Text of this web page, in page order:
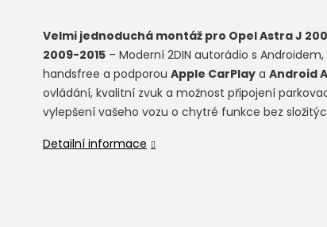
Velmi jednoduchá montáž pro Opel Astra J
2009-2015 – Moderní 2DIN autorádio s
handsfree a podporou Apple CarPlay a Android
ovládání, kvalitní zvuk a možnost připojení
vylepšení vašeho vozu o chytré funkce bez
Detailní informace